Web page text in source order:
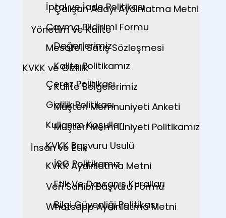
İptal ve İade Politikası
Cayma Bildirimi Formu
Mesafeli Satış Sözleşmesi
KVKK ve Gizlilik
Çerez Politikası
Gizlilik Politikası
Kullanım Koşulları
KVKK Başvuru Usulü
KVKK Aydınlatma Metni
Veri Sahibi Başvuru Formu
Whatsapp Aydınlatma Metni
Çalışan Adayı Aydınlatma Metni
Yönetim ve Kalite
Değerlerimiz
Kalite Politikamız
Kalite Belgelerimiz
Müşteri Memnuniyeti Anketi
Müşteri Memnuniyeti Politikamız
İnsan ve Etik
İSG Politikamız
Etik Ve Davranış Kuralları
Bilgi Güvenliği Politikası